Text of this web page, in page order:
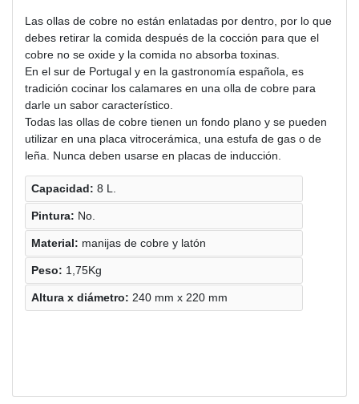
Las ollas de cobre no están enlatadas por dentro, por lo que
debes retirar la comida después de la cocción para que el
cobre no se oxide y la comida no absorba toxinas.
En el sur de Portugal y en la gastronomía española, es
tradición cocinar los calamares en una olla de cobre para
darle un sabor característico.
Todas las ollas de cobre tienen un fondo plano y se pueden
utilizar en una placa vitrocerámica, una estufa de gas o de
leña. Nunca deben usarse en placas de inducción.
Capacidad: 8 L.
Pintura: No.
Material: manijas de cobre y latón
Peso: 1,75Kg
Altura х diámetro: 240 mm x 220 mm